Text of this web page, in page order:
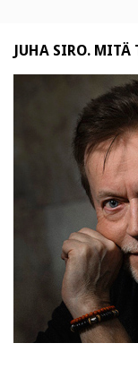
JUHA SIRO. MITÄ